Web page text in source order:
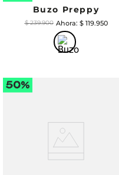
Buzo Preppy
$ 239.900 $ 119.950